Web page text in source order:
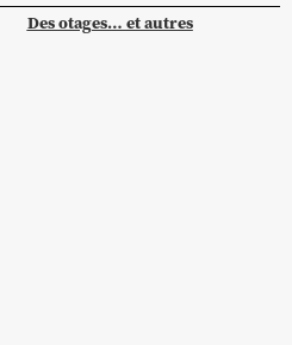
Des otages… et autres